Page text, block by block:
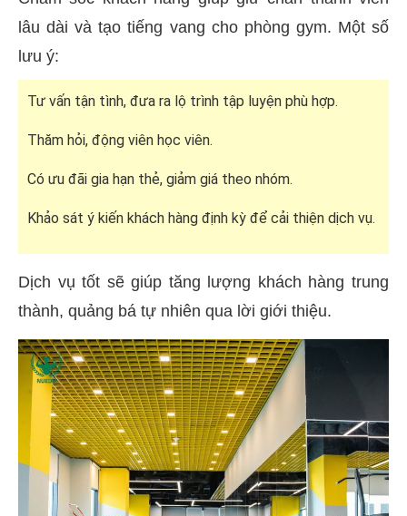
lâu dài và tạo tiếng vang cho phòng gym. Một số
lưu ý:
Tư vấn tận tình, đưa ra lộ trình tập luyện phù hợp.
Thăm hỏi, động viên học viên.
Có ưu đãi gia hạn thẻ, giảm giá theo nhóm.
Khảo sát ý kiến khách hàng định kỳ để cải thiện dịch vụ.
Dịch vụ tốt sẽ giúp tăng lượng khách hàng trung
thành, quảng bá tự nhiên qua lời giới thiệu.